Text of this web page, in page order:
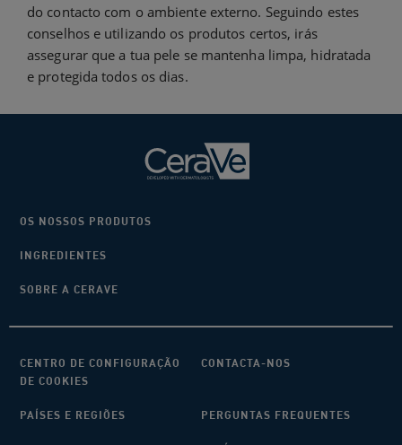
do contacto com o ambiente externo. Seguindo estes
conselhos e utilizando os produtos certos, irás
assegurar que a tua pele se mantenha limpa, hidratada
e protegida todos os dias.
OS NOSSOS PRODUTOS
INGREDIENTES
SOBRE A CERAVE
CENTRO DE CONFIGURAÇÃO
DE COOKIES
CONTACTA-NOS
PAÍSES E REGIÕES PERGUNTAS FREQUENTES